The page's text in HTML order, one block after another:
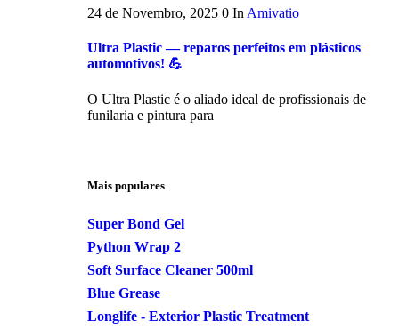
24 de Novembro, 2025 0 In Amivatio
Ultra Plastic — reparos perfeitos em plásticos
automotivos! 💪
O Ultra Plastic é o aliado ideal de profissionais de
funilaria e pintura para
Mais populares
Super Bond Gel
Python Wrap 2
Soft Surface Cleaner 500ml
Blue Grease
Longlife - Exterior Plastic Treatment